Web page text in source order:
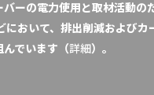
バーの電力使用と取材活動の
において、排出削減およびカ
でいます（詳細）。